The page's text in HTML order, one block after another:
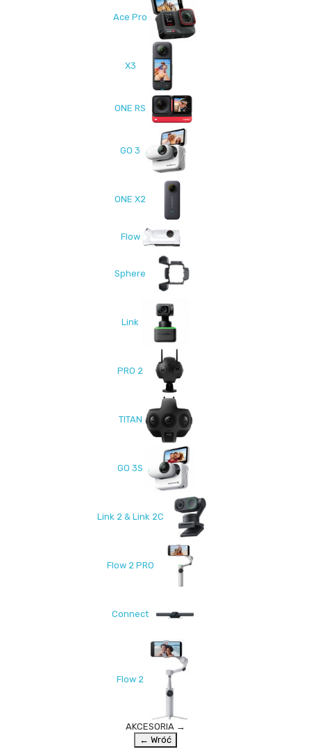
Ace Pro
X3
ONE RS
GO 3
ONE X2
Flow
Sphere
Link
PRO 2
TITAN
GO 3S
Link 2 & Link 2C
Flow 2 PRO
Connect
Flow 2
AKCESORIA →
← Wróć